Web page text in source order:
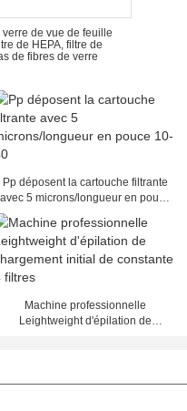
de vue de feuille
de HEPA, filtre de
de fibres de verre
Pp déposent la cartouche filtrante
avec 5 microns/longueur en pouce
Machine professionnelle
Leightweight d'épilation de